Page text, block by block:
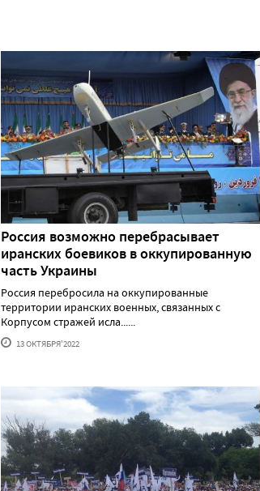
Россия возможно перебрасывает
иранских боевиков в оккупированную
часть Украины
Россия перебросила на оккупированные
территории иранских военных, связанных с
Корпусом стражей исла......
13 ОКТЯБРЯ'2022